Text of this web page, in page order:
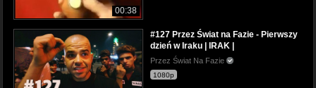
00:38
#127 Przez Świat na Fazie - Pierwszy
dzień w Iraku | IRAK |
Przez Świat Na Fazie
1080p